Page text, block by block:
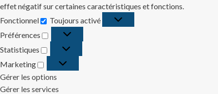
effet négatif sur certaines caractéristiques et fonctions.
Fonctionnel
Fonctionnel
Toujours activé
Préférences
Préférences
Statistiques
Statistiques
Marketing
Marketing
Gérer les options
Gérer les services